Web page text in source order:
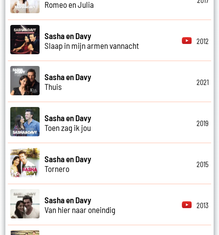
Romeo en Julia
Sasha en Davy
Slaap in mijn armen vannacht
2012
Sasha en Davy
Thuis
2021
Sasha en Davy
Toen zag ik jou
2019
Sasha en Davy
Tornero
2015
Sasha en Davy
Van hier naar oneindig
2013